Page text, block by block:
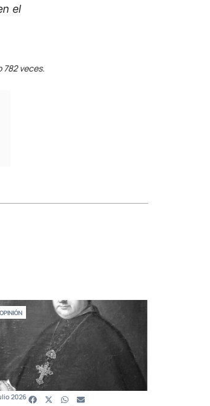
el
782 veces.
OPINIÓN
2026